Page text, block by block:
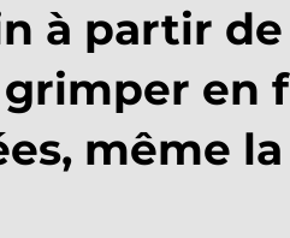
à partir
en
même